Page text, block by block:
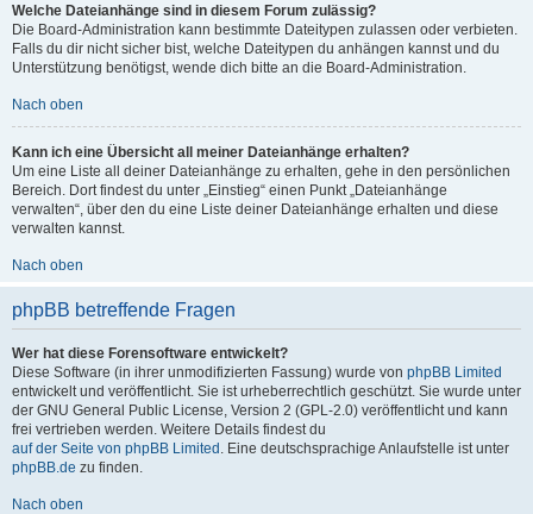
Welche Dateianhänge sind in diesem Forum zulässig?
Die Board-Administration kann bestimmte Dateitypen zulassen oder verbieten.
Falls du dir nicht sicher bist, welche Dateitypen du anhängen kannst und du
Unterstützung benötigst, wende dich bitte an die Board-Administration.
Nach oben
Kann ich eine Übersicht all meiner Dateianhänge erhalten?
Um eine Liste all deiner Dateianhänge zu erhalten, gehe in den persönlichen
Bereich. Dort findest du unter „Einstieg“ einen Punkt „Dateianhänge
verwalten“, über den du eine Liste deiner Dateianhänge erhalten und diese
verwalten kannst.
Nach oben
phpBB betreffende Fragen
Wer hat diese Forensoftware entwickelt?
Diese Software (in ihrer unmodifizierten Fassung) wurde von phpBB Limited
entwickelt und veröffentlicht. Sie ist urheberrechtlich geschützt. Sie wurde unter
der GNU General Public License, Version 2 (GPL-2.0) veröffentlicht und kann
frei vertrieben werden. Weitere Details findest du
auf der Seite von phpBB Limited . Eine deutschsprachige Anlaufstelle ist unter
phpBB.de zu finden.
Nach oben